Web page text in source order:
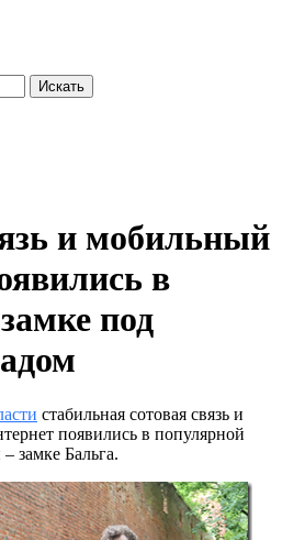
Искать
и мобильный
в
под
стабильная сотовая связь и
появились в популярной
замке Бальга.